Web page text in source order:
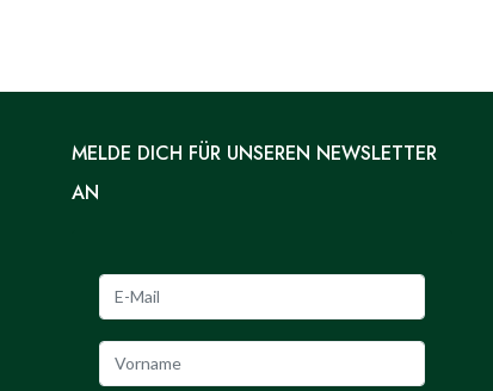
MELDE DICH FÜR UNSEREN NEWSLETTER
AN